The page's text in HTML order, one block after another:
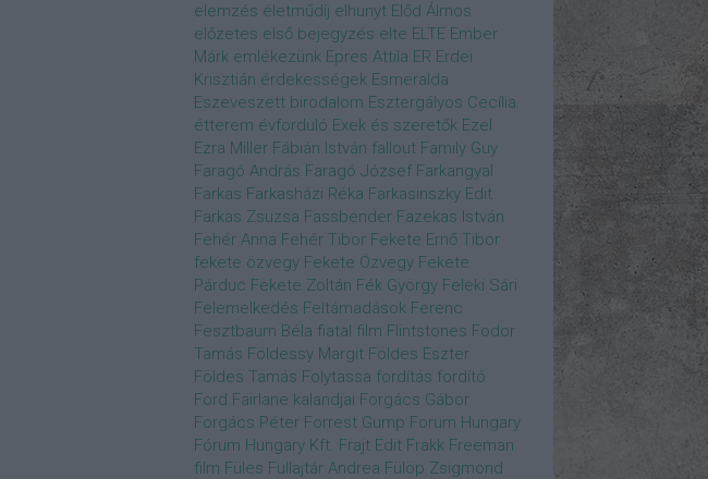
elemzés életműdíj elhunyt Előd Álmos
előzetes első bejegyzés elte ELTE Ember
Márk emlékezünk Epres Attila ER Erdei
Krisztián érdekességek Esmeralda
Eszeveszett birodalom Esztergályos Cecília
étterem évforduló Exek és szeretők Ezel
Ezra Miller Fábián István fallout Family Guy
Faragó András Faragó József Farkangyal
Farkas Farkasházi Réka Farkasinszky Edit
Farkas Zsuzsa Fassbender Fazekas István
Fehér Anna Fehér Tibor Fekete Ernő Tibor
fekete özvegy Fekete Özvegy Fekete
Párduc Fekete Zoltán Fék György Feleki Sári
Felemelkedés Feltámadások Ferenc
Fesztbaum Béla fiatal film Flintstones Fodor
Tamás Földessy Margit Földes Eszter
Földes Tamás Folytassa fordítás fordító
Ford Fairlane kalandjai Forgács Gábor
Forgács Péter Forrest Gump Forum Hungary
Fórum Hungary Kft. Frajt Edit Frakk Freeman
film Füles Fullajtár Andrea Fülöp Zsigmond